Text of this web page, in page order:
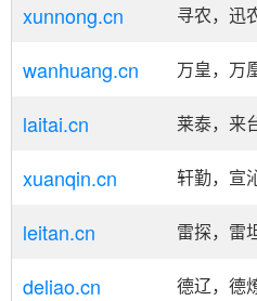
xunnong.cn 寻农，迅
wanhuang.cn 万皇，万
laitai.cn 莱泰，来
xuanqin.cn 轩勤，宣
leitan.cn 雷探，雷
deliao.cn 德辽，德